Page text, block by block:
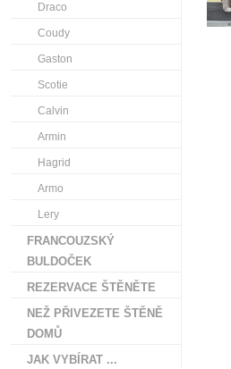
Draco
Coudy
Gaston
Scotie
Calvin
Armin
Hagrid
Armo
Lery
FRANCOUZSKÝ
BULDOČEK
REZERVACE ŠTĚNĚTE
NEŽ PŘIVEZETE ŠTĚNĚ
DOMŮ
JAK VYBÍRAT ...